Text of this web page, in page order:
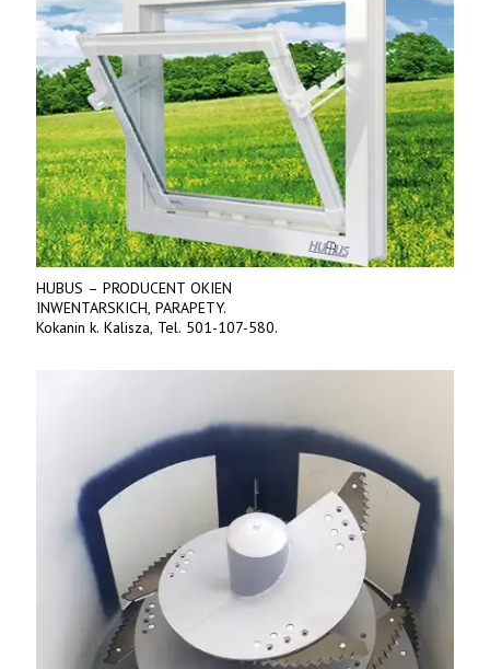
HUBUS – PRODUCENT OKIEN
INWENTARSKICH, PARAPETY.
Kokanin k. Kalisza, Tel. 501-107-580.